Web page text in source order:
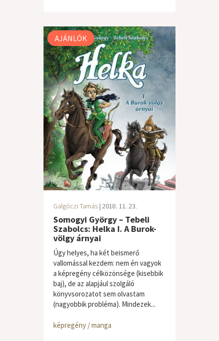
AJÁNLÓK
Galgóczi Tamás | 2018. 11. 23.
Somogyi György – Tebeli
Szabolcs: Helka I. A Burok-
völgy árnyai
Úgy helyes, ha két beismerő
vallomással kezdem: nem én vagyok
a képregény célközönsége (kisebbik
baj), de az alapjául szolgáló
könyvsorozatot sem olvastam
(nagyobbik probléma). Mindezek...
képregény / manga